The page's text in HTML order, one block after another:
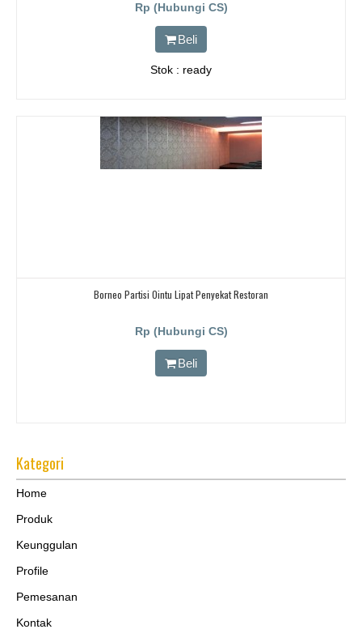
Rp (Hubungi CS)
Beli
Stok : ready
Borneo Partisi Ointu Lipat Penyekat Restoran
Rp (Hubungi CS)
Beli
Kategori
Home
Produk
Keunggulan
Profile
Pemesanan
Kontak